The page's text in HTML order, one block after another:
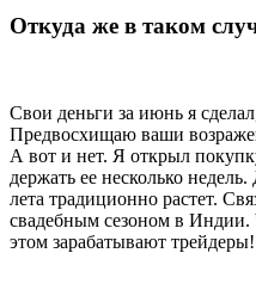
Откуда же в таком
Свои деньги за июнь я
Предвосхищаю ваши
А вот и нет. Я открыл
держать ее несколько
лета традиционно растет.
свадебным сезоном в Индии.
этом зарабатывают трейдеры!